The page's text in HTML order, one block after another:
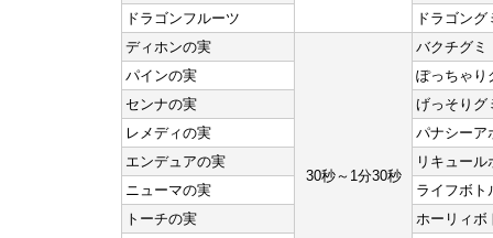
ドラゴンフルーツ
ドラゴング
ディホンの実
30秒～1分30秒
バクチグミ
パインの実
ぽっちゃり
センナの実
げっそりグ
レメディの実
パナシーア
エンデュアの実
リキュール
ニューマの実
ライフボト
トーチの実
ホーリィボ